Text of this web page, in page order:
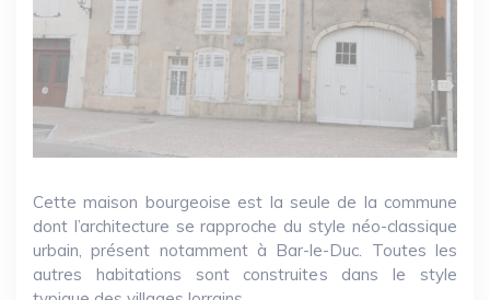
Cette maison bourgeoise est la seule de la commune
dont l’architecture se rapproche du style néo-classique
urbain, présent notamment à Bar-le-Duc. Toutes les
autres habitations sont construites dans le style